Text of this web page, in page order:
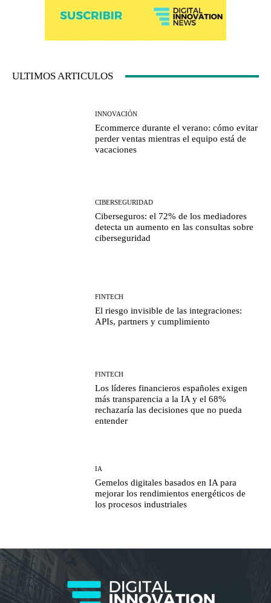
ULTIMOS ARTICULOS
INNOVACIÓN
Ecommerce durante el verano: cómo evitar
perder ventas mientras el equipo está de
vacaciones
CIBERSEGURIDAD
Ciberseguros: el 72% de los mediadores
detecta un aumento en las consultas sobre
ciberseguridad
FINTECH
El riesgo invisible de las integraciones:
APIs, partners y cumplimiento
FINTECH
Los líderes financieros españoles exigen
más transparencia a la IA y el 68%
rechazaría las decisiones que no pueda
entender
IA
Gemelos digitales basados en IA para
mejorar los rendimientos energéticos de
los procesos industriales